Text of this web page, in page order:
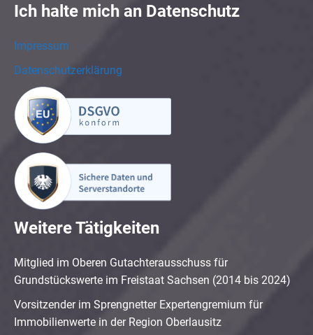
Ich halte mich an Datenschutz
Impressum
Datenschutzerklärung
Weitere Tätigkeiten
Mitglied im Oberen Gutachterausschuss für
Grundstückswerte im Freistaat Sachsen (2014 bis 2024)
Vorsitzender im Sprengnetter Expertengremium für
Immobilienwerte in der Region Oberlausitz